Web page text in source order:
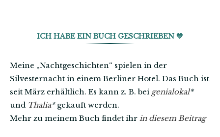
ICH HABE EIN BUCH GESCHRIEBEN 💙
Meine „Nachtgeschichten“ spielen in der
Silvesternacht in einem Berliner Hotel. Das Buch ist
seit März erhältlich. Es kann z. B. bei genialokal*
und Thalia*gekauft werden.
Mehr zu meinem Buch findet ihr in diesem Beitrag